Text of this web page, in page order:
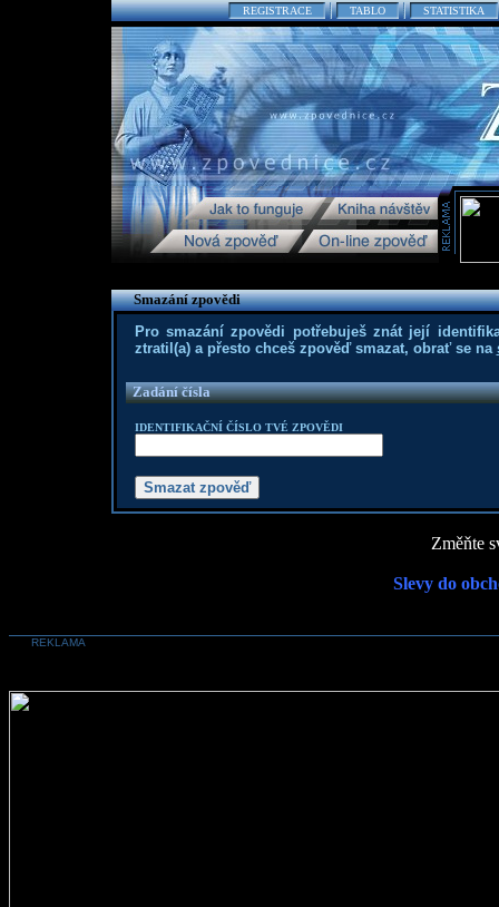
REGISTRACE TABLO STATISTIKA
Smazání zpovědi
Pro smazání zpovědi potřebuješ znát její
ztratil(a) a přesto chceš zpověď smazat, obrať se na
Zadání čísla
IDENTIFIKAČNÍ ČÍSLO TVÉ ZPOVĚDI
Změňte
Slevy do
REKLAMA